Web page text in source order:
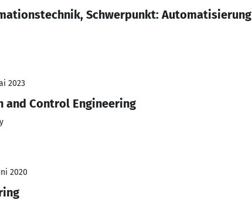
Schwerpunkt: Automatisierung
2023
Control Engineering
2020